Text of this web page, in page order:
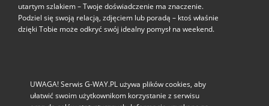
utartym szlakiem – Twoje doświadczenie ma znaczenie.
Podziel się swoją relacją, zdjęciem lub poradą – ktoś właśnie
dzięki Tobie może odkryć swój idealny pomysł na weekend.
UWAGA! Serwis G-WAY.PL używa plików cookies, aby
ułatwić swoim użytkownikom korzystanie z serwisu